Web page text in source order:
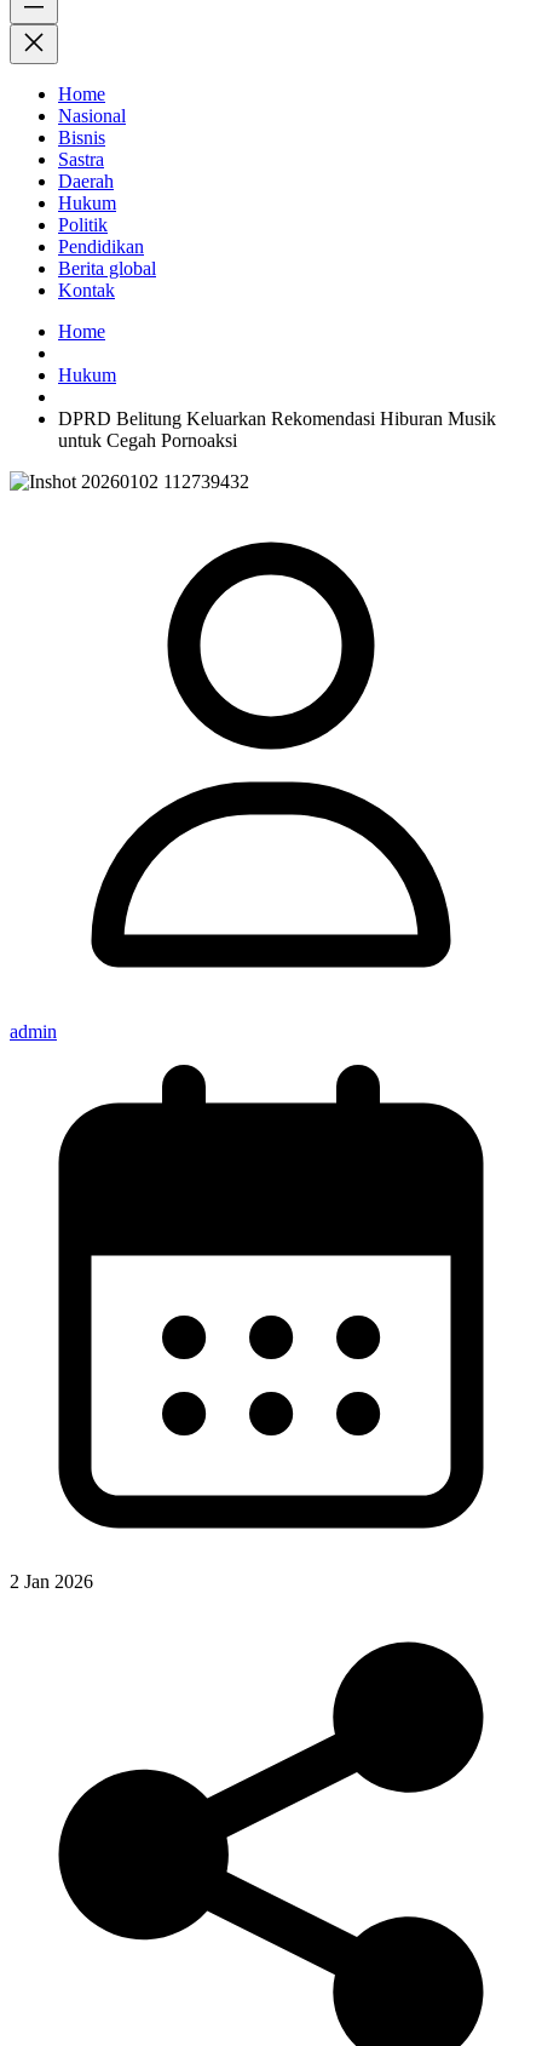
Home
Nasional
Bisnis
Sastra
Daerah
Hukum
Politik
Pendidikan
Berita global
Kontak
Home
Hukum
DPRD Belitung Keluarkan Rekomendasi Hiburan Musik
untuk Cegah Pornoaksi
admin
2 Jan 2026